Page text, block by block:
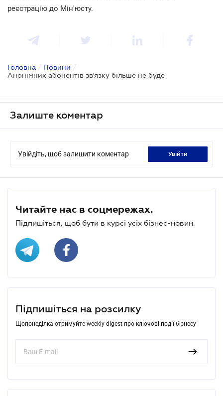
реєстрацію до Мін'юсту.
Головна / Новини /
Анонімних абонентів зв'язку більше не буде
Залиште коментар
Увійдіть, щоб залишити коментар увійти
Читайте нас в соцмережах.
Підпишіться, щоб бути в курсі усіх бізнес-новин.
Підпишіться на розсилку
Щопонеділка отримуйте weekly-digest про ключові події бізнесу